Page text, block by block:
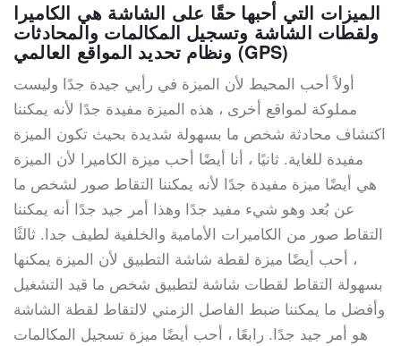
الميزات التي أحبها حقًا على الشاشة هي الكاميرا
ولقطات الشاشة وتسجيل المكالمات والمحادثات
ونظام تحديد المواقع العالمي (GPS)
أولاً أحب المحيط لأن الميزة في رأيي جيدة جدًا وليست
مملوكة لمواقع أخرى ، هذه الميزة مفيدة جدًا لأنه يمكننا
اكتشاف محادثة شخص ما بسهولة شديدة بحيث تكون الميزة
مفيدة للغاية. ثانيًا ، أنا أيضًا أحب ميزة الكاميرا لأن الميزة
هي أيضًا ميزة مفيدة جدًا لأنه يمكننا التقاط صور لشخص ما
عن بُعد وهو شيء مفيد جدًا وهذا أمر جيد جدًا أنه يمكننا
التقاط صور من الكاميرات الأمامية والخلفية لطيف جدا. ثالثًا
، أحب أيضًا ميزة لقطة شاشة التطبيق لأن الميزة يمكنها
بسهولة التقاط لقطات شاشة لتطبيق شخص ما قيد التشغيل
وأفضل ما يمكننا ضبط الفاصل الزمني لالتقاط لقطة الشاشة
هو أمر جيد جدًا. رابعًا ، أحب أيضًا ميزة تسجيل المكالمات